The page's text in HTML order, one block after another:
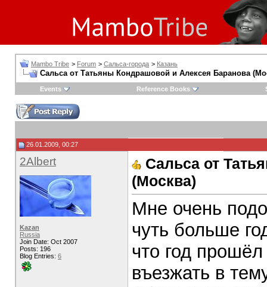
Mambo Tribe > Forum > Сальса-города > Казань
Сальса от Татьяны Кондрашовой и Алексея Баранова
Events Reference Books
26.01.2009, 00:27
2Albert
Kazan
Russia
Join Date: Oct 2007
Posts: 196
Blog Entries: 6
Сальса от
(Москва)
Мне очень
чуть больше
что год
въезжать в